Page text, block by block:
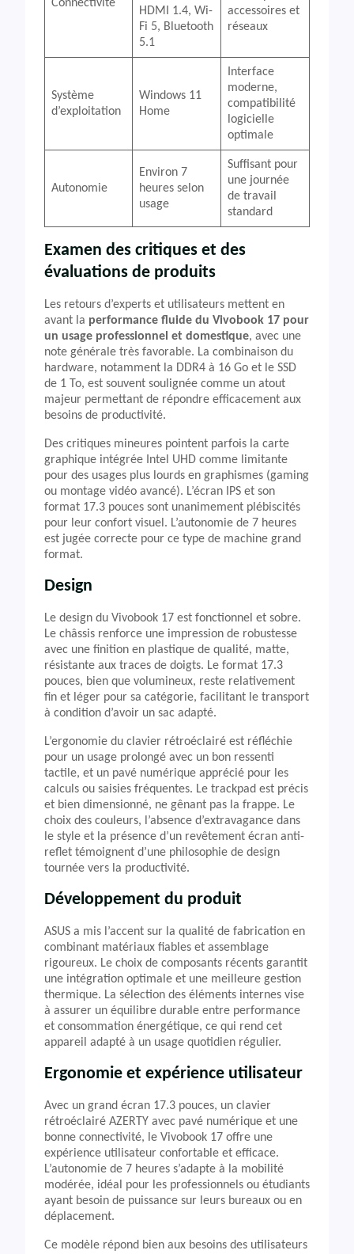
Connectivité
HDMI 1.4, Wi-
Fi 5, Bluetooth
5.1
accessoires et
réseaux
Système
d’exploitation
Windows 11
Home
Interface
moderne,
compatibilité
logicielle
optimale
Autonomie
Environ 7
heures selon
usage
Suffisant pour
une journée
de travail
standard
Examen des critiques et des
évaluations de produits
Les retours d’experts et utilisateurs mettent en
avant la performance fluide du Vivobook 17 pour
un usage professionnel et domestique, avec une
note générale très favorable. La combinaison du
hardware, notamment la DDR4 à 16 Go et le SSD
de 1 To, est souvent soulignée comme un atout
majeur permettant de répondre efficacement aux
besoins de productivité.
Des critiques mineures pointent parfois la carte
graphique intégrée Intel UHD comme limitante
pour des usages plus lourds en graphismes (gaming
ou montage vidéo avancé). L’écran IPS et son
format 17.3 pouces sont unanimement plébiscités
pour leur confort visuel. L’autonomie de 7 heures
est jugée correcte pour ce type de machine grand
format.
Design
Le design du Vivobook 17 est fonctionnel et sobre.
Le châssis renforce une impression de robustesse
avec une finition en plastique de qualité, matte,
résistante aux traces de doigts. Le format 17.3
pouces, bien que volumineux, reste relativement
fin et léger pour sa catégorie, facilitant le transport
à condition d’avoir un sac adapté.
L’ergonomie du clavier rétroéclairé est réfléchie
pour un usage prolongé avec un bon ressenti
tactile, et un pavé numérique apprécié pour les
calculs ou saisies fréquentes. Le trackpad est précis
et bien dimensionné, ne gênant pas la frappe. Le
choix des couleurs, l’absence d’extravagance dans
le style et la présence d’un revêtement écran anti-
reflet témoignent d’une philosophie de design
tournée vers la productivité.
Développement du produit
ASUS a mis l’accent sur la qualité de fabrication en
combinant matériaux fiables et assemblage
rigoureux. Le choix de composants récents garantit
une intégration optimale et une meilleure gestion
thermique. La sélection des éléments internes vise
à assurer un équilibre durable entre performance
et consommation énergétique, ce qui rend cet
appareil adapté à un usage quotidien régulier.
Ergonomie et expérience utilisateur
Avec un grand écran 17.3 pouces, un clavier
rétroéclairé AZERTY avec pavé numérique et une
bonne connectivité, le Vivobook 17 offre une
expérience utilisateur confortable et efficace.
L’autonomie de 7 heures s’adapte à la mobilité
modérée, idéal pour les professionnels ou étudiants
ayant besoin de puissance sur leurs bureaux ou en
déplacement.
Ce modèle répond bien aux besoins des utilisateurs